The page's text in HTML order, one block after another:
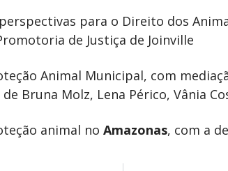
perspectivas para o Direito dos
de Justiça de Joinville
Animal Municipal, com
Bruna Molz, Lena Périco, Vânia
animal no Amazonas, com a